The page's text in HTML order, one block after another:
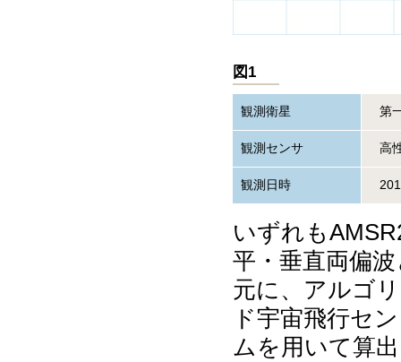
図1
観測衛星 第
観測センサ 高
観測日時
いずれも
平・垂直両偏
元に、アルゴ
ド宇宙飛行セ
ムを用いて算